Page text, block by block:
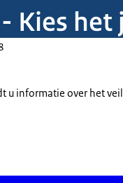
Kies
u informatie over het